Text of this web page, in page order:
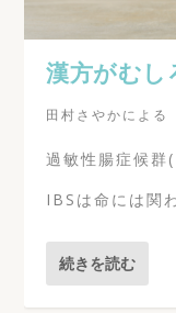
漢方がむし
田村さやかによる
過敏性腸症候群
IBSは命には関
続きを読む